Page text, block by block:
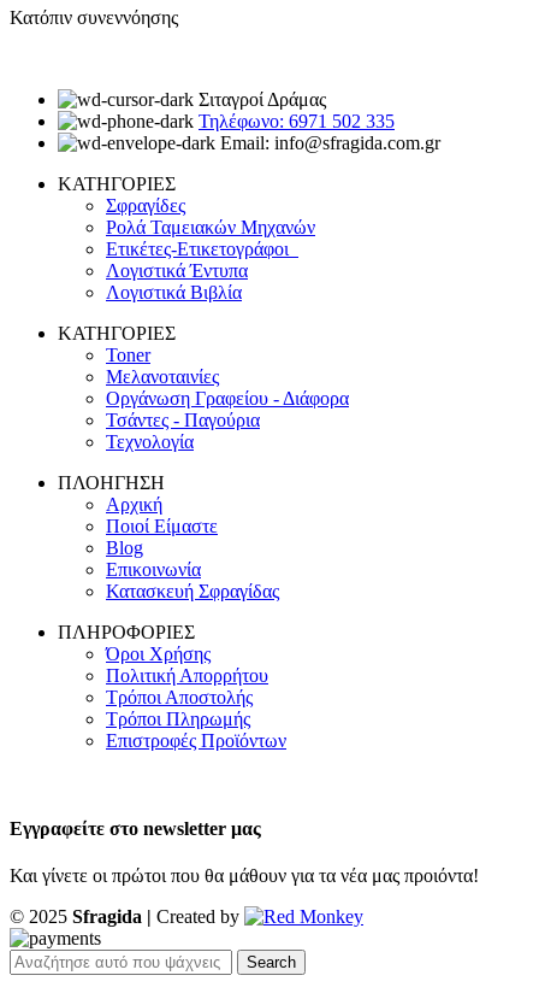
Κατόπιν συνεννόησης
Σιταγροί Δράμας
Τηλέφωνο: 6971 502 335
Email: info@sfragida.com.gr
ΚΑΤΗΓΟΡΙΕΣ
Σφραγίδες
Ρολά Ταμειακών Μηχανών
Ετικέτες-Ετικετογράφοι
Λογιστικά Έντυπα
Λογιστικά Βιβλία
ΚΑΤΗΓΟΡΙΕΣ
Toner
Μελανοταινίες
Οργάνωση Γραφείου - Διάφορα
Τσάντες - Παγούρια
Τεχνολογία
ΠΛΟΗΓΗΣΗ
Αρχική
Ποιοί Είμαστε
Blog
Επικοινωνία
Κατασκευή Σφραγίδας
ΠΛΗΡΟΦΟΡΙΕΣ
Όροι Χρήσης
Πολιτική Απορρήτου
Τρόποι Αποστολής
Τρόποι Πληρωμής
Επιστροφές Προϊόντων
Εγγραφείτε στο newsletter μας
Και γίνετε οι πρώτοι που θα μάθουν για τα νέα μας προιόντα!
© 2025 Sfragida | Created by
Search